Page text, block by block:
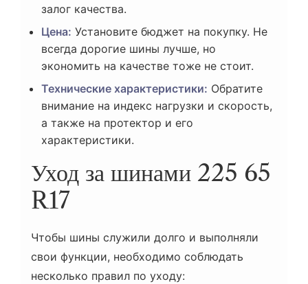
залог качества.
Цена: Установите бюджет на покупку. Не
всегда дорогие шины лучше, но
экономить на качестве тоже не стоит.
Технические характеристики: Обратите
внимание на индекс нагрузки и скорость,
а также на протектор и его
характеристики.
Уход за шинами 225 65
R17
Чтобы шины служили долго и выполняли
свои функции, необходимо соблюдать
несколько правил по уходу: